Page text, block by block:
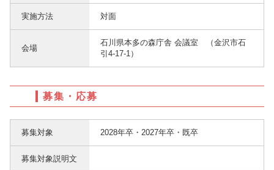
実施方法 対面
会場
石川県本多の森庁舎 会議室 （金沢市石
引4-17-1）
募集・応募
募集対象 2028年卒・2027年卒・既卒
募集対象説明文